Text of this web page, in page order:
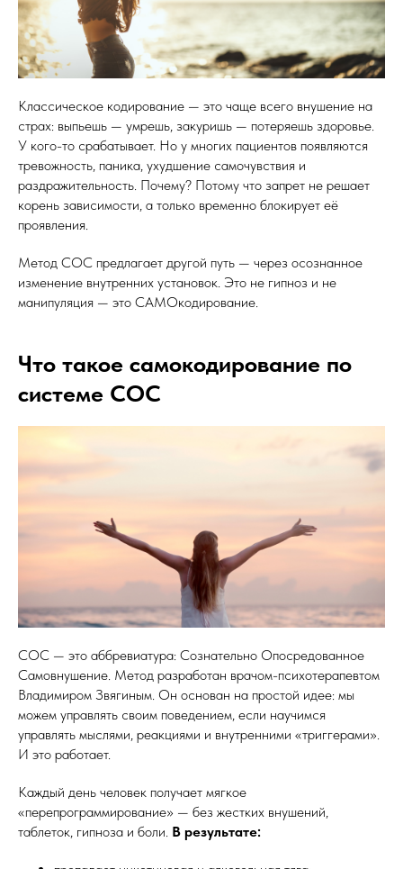
Классическое кодирование — это чаще всего внушение на
страх: выпьешь — умрешь, закуришь — потеряешь здоровье.
У кого-то срабатывает. Но у многих пациентов появляются
тревожность, паника, ухудшение самочувствия и
раздражительность. Почему? Потому что запрет не решает
корень зависимости, а только временно блокирует её
проявления.
Метод СОС предлагает другой путь — через осознанное
изменение внутренних установок. Это не гипноз и не
манипуляция — это САМОкодирование.
Что такое самокодирование по
системе СОС
СОС — это аббревиатура: Сознательно Опосредованное
Самовнушение. Метод разработан врачом-психотерапевтом
Владимиром Звягиным. Он основан на простой идее: мы
можем управлять своим поведением, если научимся
управлять мыслями, реакциями и внутренними «триггерами».
И это работает.
Каждый день человек получает мягкое
«перепрограммирование» — без жестких внушений,
таблеток, гипноза и боли. В результате: